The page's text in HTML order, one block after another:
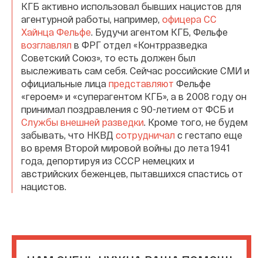
КГБ активно использовал бывших нацистов для
агентурной работы, например, офицера СС
Хайнца Фельфе. Будучи агентом КГБ, Фельфе
возглавлял в ФРГ отдел «Контрразведка
Советский Союз», то есть должен был
выслеживать сам себя. Сейчас российские СМИ и
официальные лица представляют Фельфе
«героем» и «суперагентом КГБ», а в 2008 году он
принимал поздравления с 90-летием от ФСБ и
Службы внешней разведки. Кроме того, не будем
забывать, что НКВД сотрудничал с гестапо еще
во время Второй мировой войны до лета 1941
года, депортируя из СССР немецких и
австрийских беженцев, пытавшихся спастись от
нацистов.